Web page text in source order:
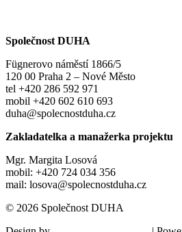
Společnost DUHA
Fügnerovo náměstí 1866/5
120 00 Praha 2 – Nové Město
tel +420 286 592 971
mobil +420 602 610 693
duha@spolecnostduha.cz
Zakladatelka a manažerka projektu
Mgr. Margita Losová
mobil: +420 724 034 356
mail: losova@spolecnostduha.cz
© 2026 Společnost DUHA